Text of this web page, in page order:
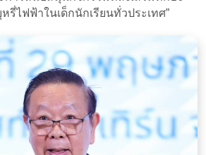
รี่ไฟฟ้าในเด็กนักเรียนทั่วประเทศ”